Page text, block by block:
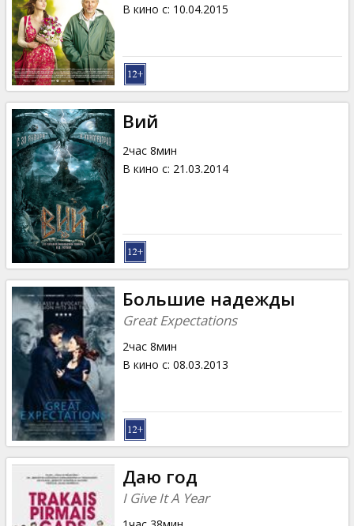
В кино с: 10.04.2015
Вий
2час 8мин
В кино с: 21.03.2014
Большие надежды
Great Expectations
2час 8мин
В кино с: 08.03.2013
Даю год
I Give It A Year